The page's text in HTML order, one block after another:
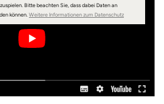
Bitte beachten Sie, dass dabei Daten an
können. Weitere Informationen zum Datenschutzöffnet in neuem